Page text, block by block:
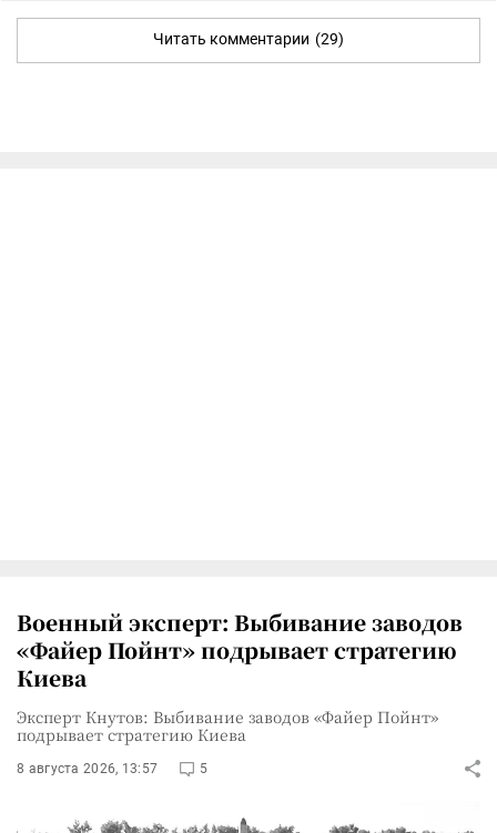
Читать комментарии (29)
Военный эксперт: Выбивание заводов
«Файер Пойнт» подрывает стратегию
Киева
Эксперт Кнутов: Выбивание заводов «Файер Пойнт»
подрывает стратегию Киева
8 августа 2026, 13:57 5